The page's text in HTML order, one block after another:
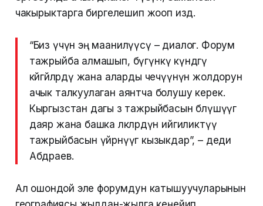
чакырыктарга биргелешип жооп издөө.
“Биз үчүн эң маанилүүсү – диалог. Форум
тажрыйба алмашып, бүгүнкү күндөгү
көйгөйлөрдү жана аларды чечүүнүн жолдорун
ачык талкуулаган аянтча болушу керек.
Кыргызстан дагы өз тажрыйбасын бөлүшүүгө
даяр жана башка өлкөлөрдүн ийгиликтүү
тажрыйбасын үйрөнүүгө кызыкдар”, – деди
Абдраев.
Ал ошондой эле форумдун катышуучуларынын